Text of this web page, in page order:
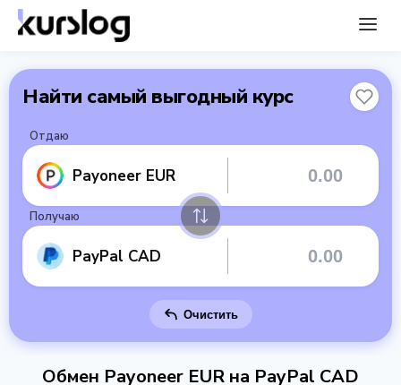
Найти самый выгодный курс
Отдаю
Payoneer EUR
Получаю
PayPal CAD
Очистить
Обмен Payoneer EUR на PayPal CAD